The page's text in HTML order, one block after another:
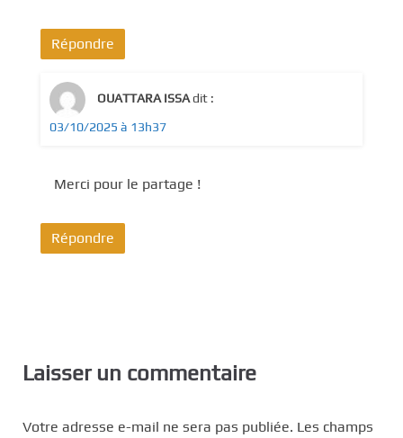
Répondre
OUATTARA ISSAdit :
03/10/2025 à 13h37
Merci pour le partage !
Répondre
Laisser un commentaire
Votre adresse e-mail ne sera pas publiée. Les champs